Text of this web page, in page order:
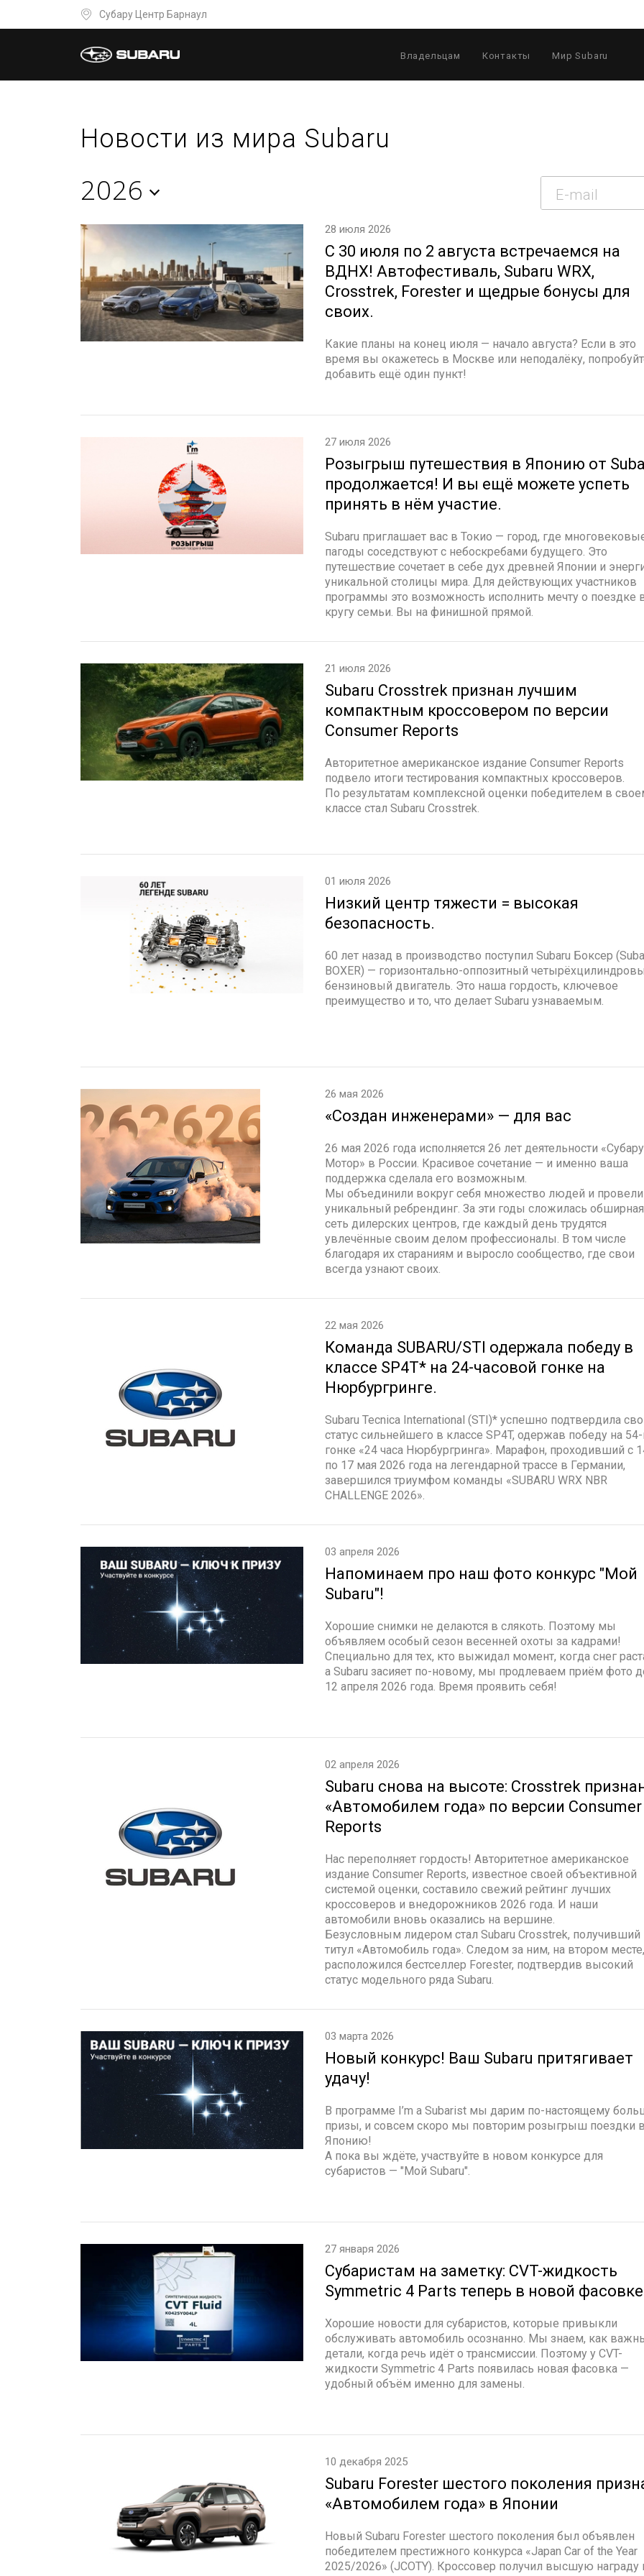
Субару Центр Барнаул
Владельцам Контакты Мир Subaru
Новости из мира Subaru
2026
28 июля 2026
С 30 июля по 2 августа встречаемся на
ВДНХ! Автофестиваль, Subaru WRX,
Crosstrek, Forester и щедрые бонусы для
своих.
Какие планы на конец июля — начало августа? Если в это
время вы окажетесь в Москве или неподалёку,
добавить ещё один пункт!
27 июля 2026
Розыгрыш путешествия в Японию от
продолжается! И вы ещё можете успеть
принять в нём участие.
Subaru приглашает вас в Токио — город, где
пагоды соседствуют с небоскребами будущего. Это
путешествие сочетает в себе дух древней Японии и
уникальной столицы мира. Для действующих участников
программы это возможность исполнить мечту о поездке
кругу семьи. Вы на финишной прямой.
21 июля 2026
Subaru Crosstrek признан лучшим
компактным кроссовером по версии
Consumer Reports
Авторитетное американское издание Consumer Reports
подвело итоги тестирования компактных кроссоверов.
По результатам комплексной оценки победителем в
классе стал Subaru Crosstrek.
01 июля 2026
Низкий центр тяжести = высокая
безопасность.
60 лет назад в производство поступил Subaru Боксер
BOXER) — горизонтально-оппозитный
бензиновый двигатель. Это наша гордость, ключевое
преимущество и то, что делает Subaru узнаваемым.
26 мая 2026
«Создан инженерами» — для вас
26 мая 2026 года исполняется 26 лет деятельности «Субару
Мотор» в России. Красивое сочетание — и именно ваша
поддержка сделала его возможным.
Мы объединили вокруг себя множество людей и провели
уникальный ребрендинг. За эти годы сложилась обширная
сеть дилерских центров, где каждый день трудятся
увлечённые своим делом профессионалы. В том числе
благодаря их стараниям и выросло сообщество, где свои
всегда узнают своих.
22 мая 2026
Команда SUBARU/STI одержала победу в
классе SP4T* на 24-часовой гонке на
Нюрбургринге.
Subaru Tecnica International (STI)* успешно подтвердила
статус сильнейшего в классе SP4T, одержав победу на
гонке «24 часа Нюрбургринга». Марафон, проходивший с
по 17 мая 2026 года на легендарной трассе в Германии,
завершился триумфом команды «SUBARU WRX NBR
CHALLENGE 2026».
03 апреля 2026
Напоминаем про наш фото конкурс "Мой
Subaru"!
Хорошие снимки не делаются в слякоть. Поэтому мы
объявляем особый сезон весенней охоты за кадрами!
Специально для тех, кто выжидал момент, когда снег
а Subaru засияет по-новому, мы продлеваем приём фото
12 апреля 2026 года. Время проявить себя!
02 апреля 2026
Subaru снова на высоте: Crosstrek
«Автомобилем года» по версии Consumer
Reports
Нас переполняет гордость! Авторитетное американское
издание Consumer Reports, известное своей объективной
системой оценки, составило свежий рейтинг лучших
кроссоверов и внедорожников 2026 года. И наши
автомобили вновь оказались на вершине.
Безусловным лидером стал Subaru Crosstrek, получивший
титул «Автомобиль года». Следом за ним, на втором месте,
расположился бестселлер Forester, подтвердив высокий
статус модельного ряда Subaru.
03 марта 2026
Новый конкурс! Ваш Subaru притягивает
удачу!
В программе I’m a Subarist мы дарим по-настоящему
призы, и совсем скоро мы повторим розыгрыш поездки
Японию!
А пока вы ждёте, участвуйте в новом конкурсе для
субаристов — "Мой Subaru".
27 января 2026
Субаристам на заметку: CVT-жидкость
Symmetric 4 Parts теперь в новой фасовке
Хорошие новости для субаристов, которые привыкли
обслуживать автомобиль осознанно. Мы знаем, как
детали, когда речь идёт о трансмиссии. Поэтому у CVT-
жидкости Symmetric 4 Parts появилась новая фасовка —
удобный объём именно для замены.
10 декабря 2025
Subaru Forester шестого поколения
«Автомобилем года» в Японии
Новый Subaru Forester шестого поколения был объявлен
победителем престижного конкурса «Japan Car of the Year
2025/2026» (JCOTY). Кроссовер получил высшую награду